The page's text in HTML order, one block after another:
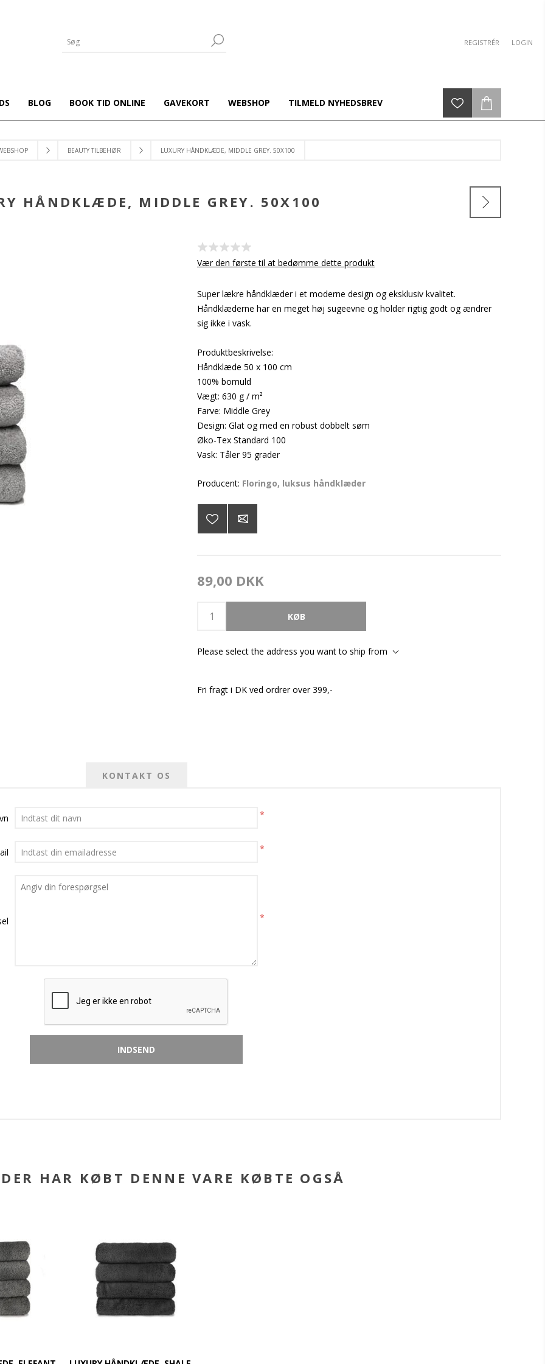
REGISTRÉR LOGIN
BLOG BOOK TID ONLINE GAVEKORT WEBSHOP TILMELD NYHEDSBREV
BEAUTY TILBEHØR LUXURY HÅNDKLÆDE, MIDDLE GREY. 50X100
HÅNDKLÆDE, MIDDLE GREY. 50X100
Vær den første til at bedømme dette produkt
Super lækre håndklæder i et moderne design og eksklusiv kvalitet.
Håndklæderne har en meget høj sugeevne og holder rigtig godt og ændrer
sig ikke i vask.
Produktbeskrivelse:
Håndklæde 50 x 100 cm
100% bomuld
Vægt: 630 g / m²
Farve: Middle Grey
Design: Glat og med en robust dobbelt søm
Øko-Tex Standard 100
Vask: Tåler 95 grader
Producent: Floringo, luksus håndklæder
89,00 DKK
Please select the address you want to ship from
Fri fragt i DK ved ordrer over 399,-
KONTAKT OS
*
*
*
HAR KØBT DENNE VARE KØBTE OGSÅ